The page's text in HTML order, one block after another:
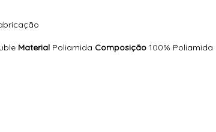
Material Poliamida Composição 100% Poliamida